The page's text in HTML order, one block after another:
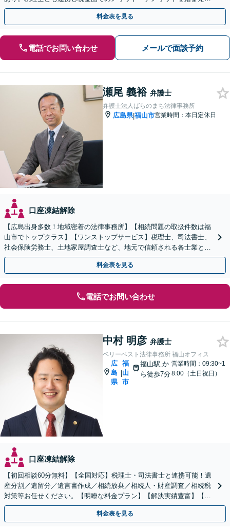
解決が可能。難しい複雑な相続問題でも、お任せください。
料金表を見る
電話でお問い合わせ メールで面談予約
瀬尾 義裕 弁護士
弁護士法人ばらのまち法律事務所
広島県|福山市営業時間：本日定休日
口座凍結解除
【広島出身多数！地域密着の法律事務所】【相続問題の取扱件数は福
山市でトップクラス】【ワンストップサービス】税理士、司法書士、
社会保険労務士、土地家屋調査士など、地元で信頼される各士業との
緊密な連携体制「丁寧かつシンプルな説明を心がけます」
料金表を見る
電話でお問い合わせ
中村 明彦 弁護士
ベリーベスト法律事務所 福山オフィス
広
島
県
|
福
山
市
福山駅か
ら徒歩7分
営業時間：09:30~1
8:00（土日祝日）
口座凍結解除
【初回相談60分無料】【全国対応】税理士・司法書士と連携可能！遺
産分割／遺留分／遺言書作成／相続放棄／相続人・財産調査／相続税
対策等お任せください。【明瞭な料金プラン】【解決実績豊富】【電
話相談可】
料金表を見る